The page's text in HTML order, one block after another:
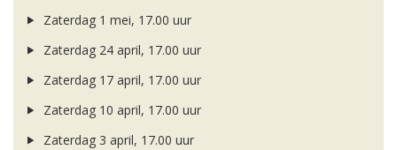
Zaterdag 1 mei, 17.00 uur
Zaterdag 24 april, 17.00 uur
Zaterdag 17 april, 17.00 uur
Zaterdag 10 april, 17.00 uur
Zaterdag 3 april, 17.00 uur